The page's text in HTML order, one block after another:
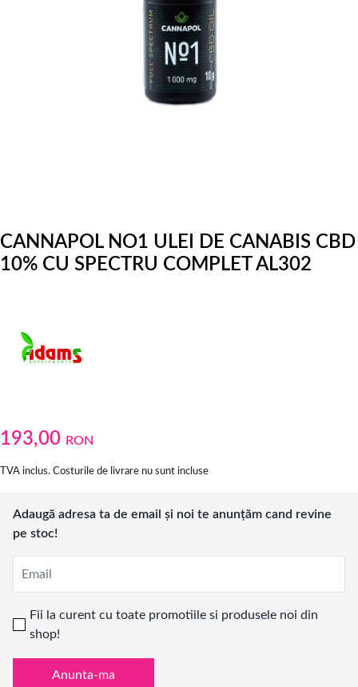
CANNAPOL NO1 ULEI DE CANABIS CBD
10% CU SPECTRU COMPLET AL302
193,00 RON
TVA inclus. Costurile de livrare nu sunt incluse
Adaugă adresa ta de email și noi te anunțăm cand revine
pe stoc!
Email
Fii la curent cu toate promotiile si produsele noi din
shop!
Anunta-ma